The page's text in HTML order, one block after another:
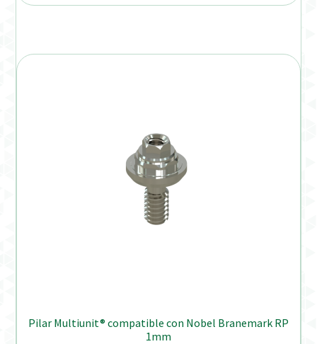
Pilar Multiunit® compatible con Nobel Branemark RP
1mm